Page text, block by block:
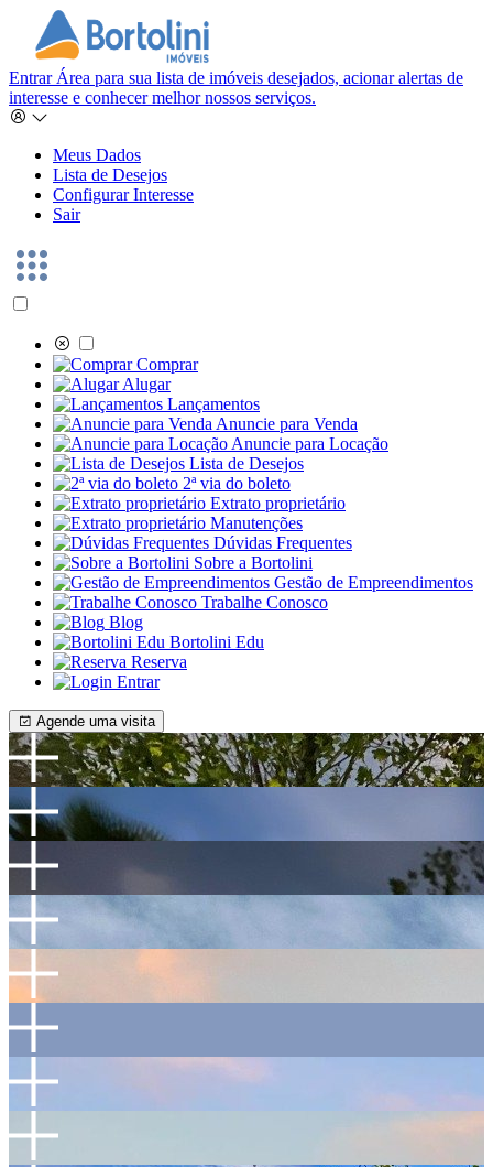
Entrar Área para sua lista de imóveis desejados, acionar alertas de
interesse e conhecer melhor nossos serviços.
Meus Dados
Lista de Desejos
Configurar Interesse
Sair
Comprar
Alugar
Lançamentos
Anuncie para Venda
Anuncie para Locação
Lista de Desejos
2ª via do boleto
Extrato proprietário
Manutenções
Dúvidas Frequentes
Sobre a Bortolini
Gestão de Empreendimentos
Trabalhe Conosco
Blog
Bortolini Edu
Reserva
Entrar
Agende uma visita